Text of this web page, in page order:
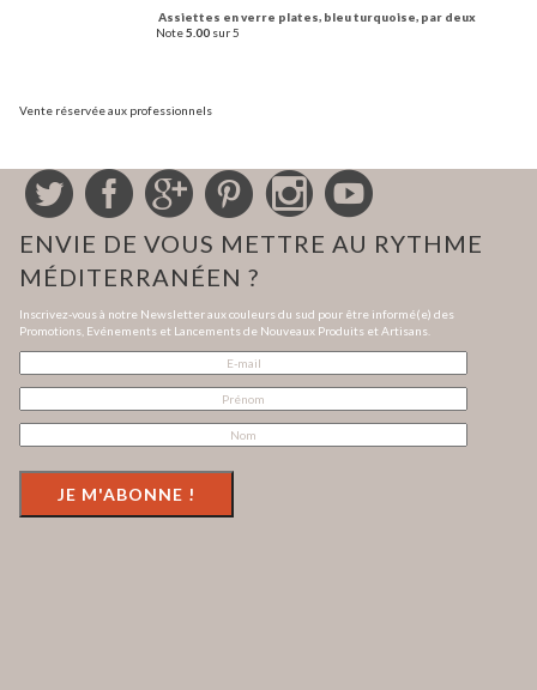
Assiettes en verre plates, bleu turquoise, par deux
Note5.00 sur 5
Vente réservée aux professionnels
ENVIE DE VOUS METTRE AU RYTHME
MÉDITERRANÉEN ?
Inscrivez-vous à notre Newsletter aux couleurs du sud pour être informé(e) des
Promotions, Evénements et Lancements de Nouveaux Produits et Artisans.